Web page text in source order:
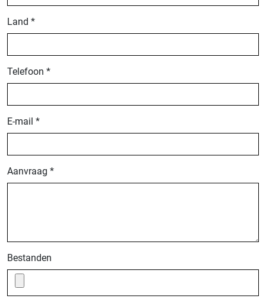
Land *
Telefoon *
E-mail *
Aanvraag *
Bestanden